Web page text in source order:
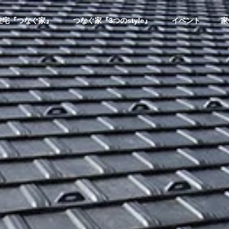
宅『つなぐ家』 つなぐ家『3つのstyle』 イベント